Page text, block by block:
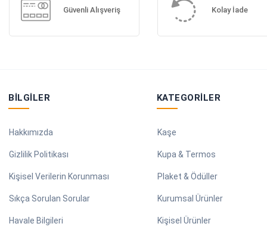
Güvenli Alışveriş Kolay İade
BILGILER
Hakkımızda
Gizlilik Politikası
Kişisel Verilerin Korunması
Sıkça Sorulan Sorular
Havale Bilgileri
KATEGORILER
Kaşe
Kupa & Termos
Plaket & Ödüller
Kurumsal Ürünler
Kişisel Ürünler